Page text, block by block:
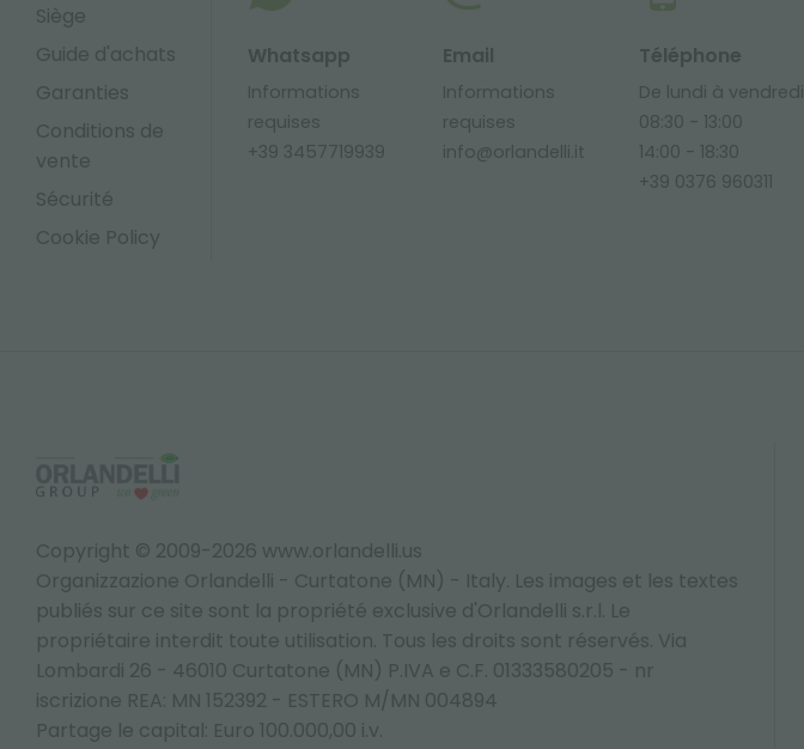
Siège
Guide d'achats
Garanties
Conditions de
vente
Sécurité
Cookie Policy
Whatsapp
Informations
requises
+39 3457719939
Email
Informations
requises
info@orlandelli.it
Téléphone
De lundi à vendredi
08:30 - 13:00
14:00 - 18:30
+39 0376 960311
Copyright © 2009-2026 www.orlandelli.us
Organizzazione Orlandelli - Curtatone (MN) - Italy. Les images et les textes
publiés sur ce site sont la propriété exclusive d'Orlandelli s.r.l. Le
propriétaire interdit toute utilisation. Tous les droits sont réservés. Via
Lombardi 26 - 46010 Curtatone (MN) P.IVA e C.F. 01333580205 - nr
iscrizione REA: MN 152392 - ESTERO M/MN 004894
Partage le capital: Euro 100.000,00 i.v.